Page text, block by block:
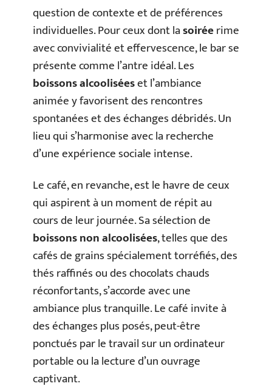
question de contexte et de préférences
individuelles. Pour ceux dont lasoiréerime
avec convivialité et effervescence, le bar se
présente comme l’antre idéal. Les
boissons alcooliséeset l’ambiance
animée y favorisent des rencontres
spontanées et des échanges débridés. Un
lieu qui s’harmonise avec la recherche
d’une expérience sociale intense.
Le café, en revanche, est le havre de ceux
qui aspirent à un moment de répit au
cours de leur journée. Sa sélection de
boissons non alcoolisées, telles que des
cafés de grains spécialement torréfiés, des
thés raffinés ou des chocolats chauds
réconfortants, s’accorde avec une
ambiance plus tranquille. Le café invite à
des échanges plus posés, peut-être
ponctués par le travail sur un ordinateur
portable ou la lecture d’un ouvrage
captivant.